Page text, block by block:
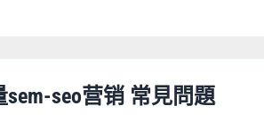
sem-seo营销 常見問題